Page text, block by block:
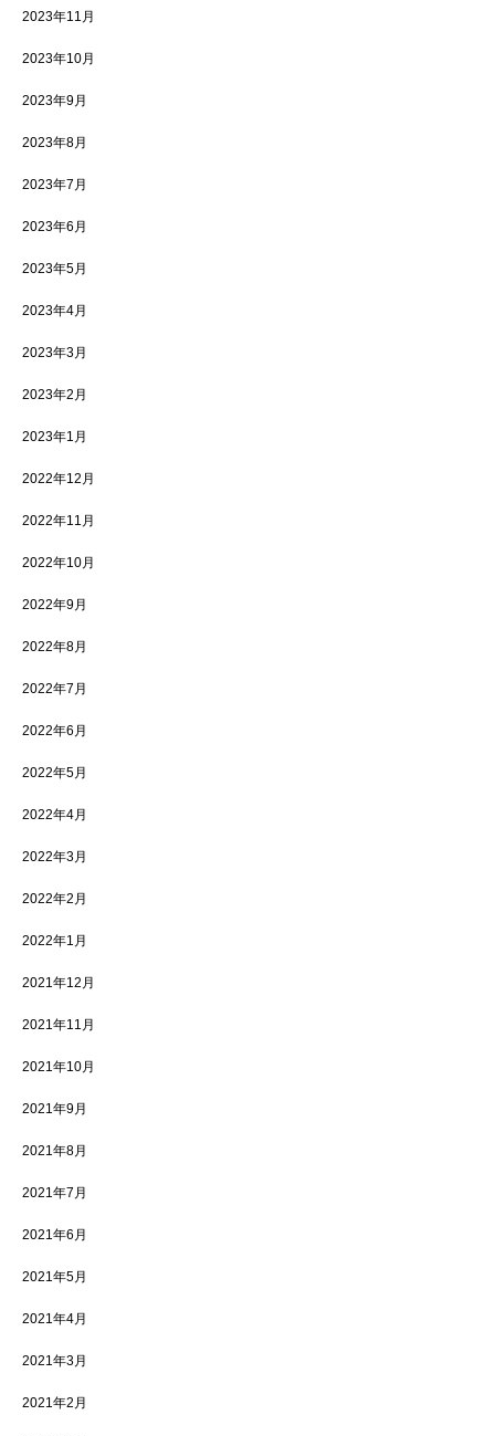
2023年11月
2023年10月
2023年9月
2023年8月
2023年7月
2023年6月
2023年5月
2023年4月
2023年3月
2023年2月
2023年1月
2022年12月
2022年11月
2022年10月
2022年9月
2022年8月
2022年7月
2022年6月
2022年5月
2022年4月
2022年3月
2022年2月
2022年1月
2021年12月
2021年11月
2021年10月
2021年9月
2021年8月
2021年7月
2021年6月
2021年5月
2021年4月
2021年3月
2021年2月